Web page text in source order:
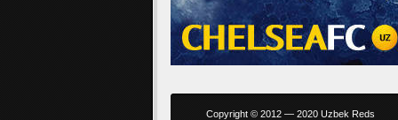
Copyright © 2012 — 2020 Uzbek Reds